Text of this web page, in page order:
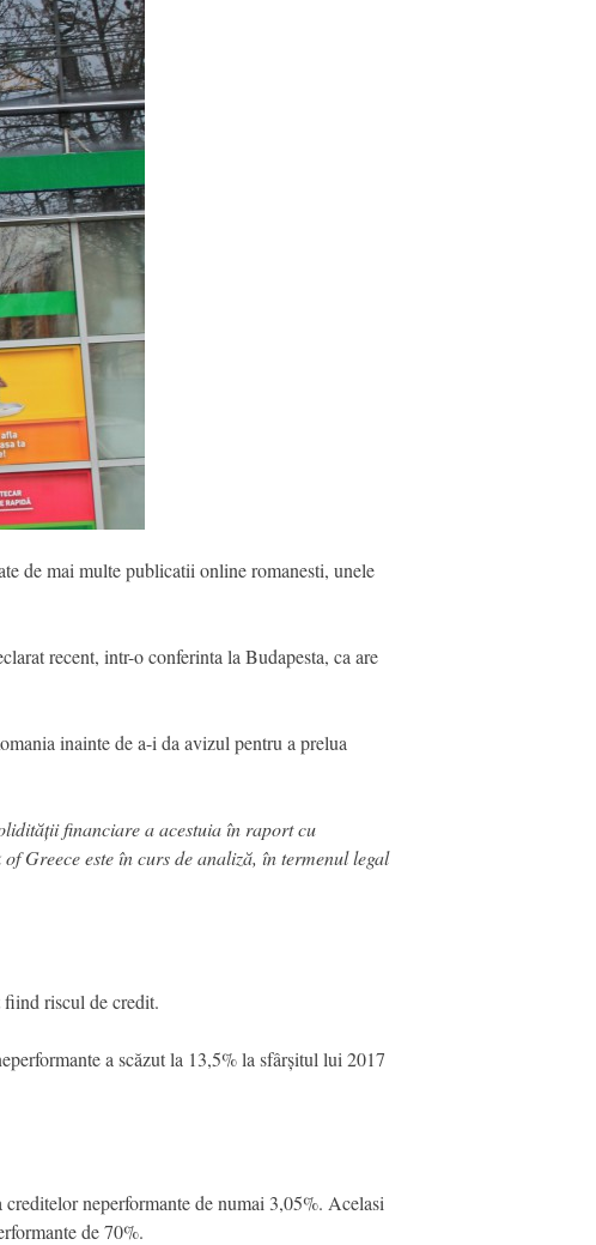
de mai multe publicatii online romanesti, unele
recent, intr-o conferinta la Budapesta, ca are
inainte de a-i da avizul pentru a prelua
financiare a acestuia în raport cu
Greece este în curs de analiză, în termenul legal
riscul de credit.
a scăzut la 13,5% la sfârșitul lui 2017
neperformante de numai 3,05%. Acelasi
de 70%.